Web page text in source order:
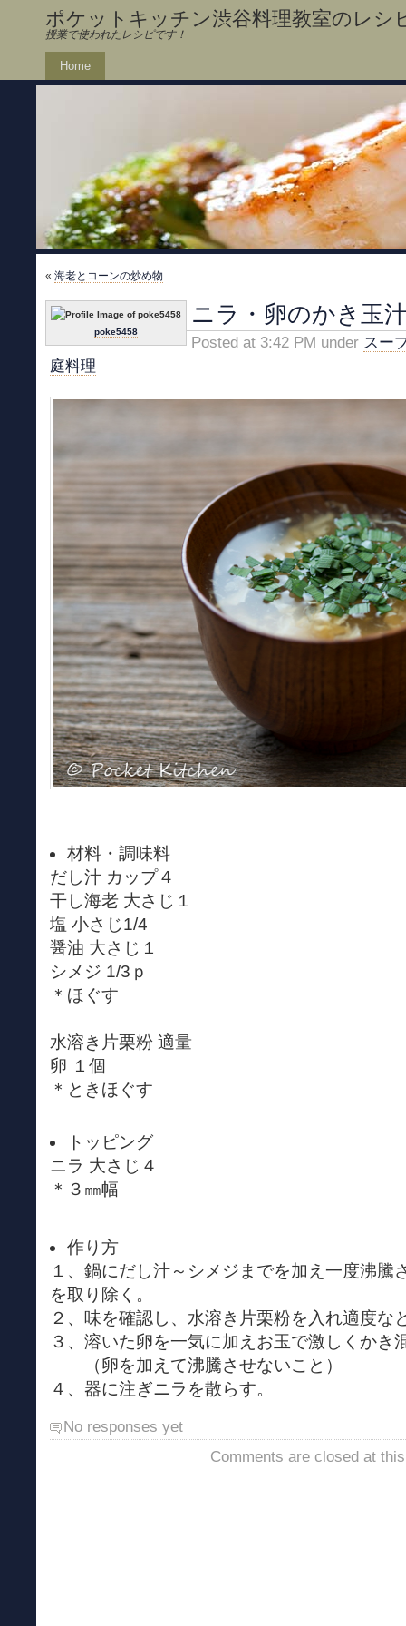
ポケットキッチン渋谷料理教室のレシ
授業で使われたレシピです！
Home
« 海老とコーンの炒め物
poke5458
ニラ・卵のかき玉
Posted at 3:42 PM under スー
庭料理
材料・調味料
だし汁 カップ４
干し海老 大さじ１
塩 小さじ1/4
醤油 大さじ１
シメジ 1/3ｐ
＊ほぐす
水溶き片栗粉 適量
卵 １個
＊ときほぐす
トッピング
ニラ 大さじ４
＊３㎜幅
作り方
１、鍋にだし汁～シメジまでを加え一度沸騰
を取り除く。
２、味を確認し、水溶き片栗粉を入れ適度な
３、溶いた卵を一気に加えお玉で激しくかき
（卵を加えて沸騰させないこと）
４、器に注ぎニラを散らす。
No responses yet
Comments are closed at